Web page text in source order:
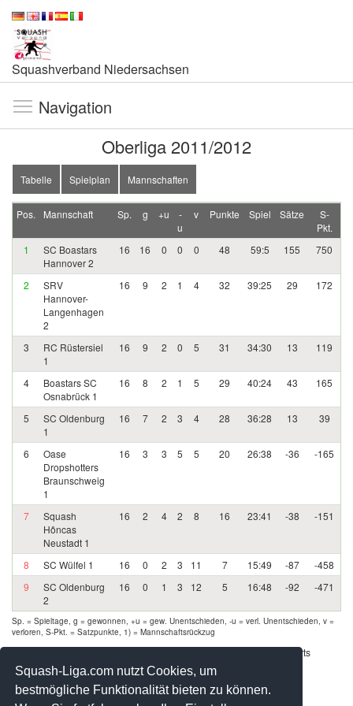
Squash-Liga.com nutzt Cookies, um
bestmögliche Funktionalität bieten zu können.
Squashverband Niedersachsen
Navigation
Oberliga 2011/2012
Tabelle Spielplan Mannschaften
Pos. Mannschaft Sp. g +u
-
u
v Punkte Spiel Sätze
S-
Pkt.
1
SC Boastars
Hannover 2
16 16 0 0 0 48 59:5 155 750
2
SRV
Hannover-
Langenhagen
2
16 9 2 1 4 32 39:25 29 172
3
RC Rüstersiel
1
16 9 2 0 5 31 34:30 13 119
4
Boastars SC
Osnabrück 1
16 8 2 1 5 29 40:24 43 165
5
SC Oldenburg
1
16 7 2 3 4 28 36:28 13 39
6
Oase
Dropshotters
Braunschweig
1
16 3 3 5 5 20 26:38 -36 -165
7
Squash
Hôncas
Neustadt 1
16 2 4 2 8 16 23:41 -38 -151
8 SC Wülfel 1 16 0 2 3 11 7 15:49 -87
-458
9
SC Oldenburg
2
16 0 1 3 12 5 16:48 -92 -471
Sp. = Spieltage, g = gewonnen, +u = gew. Unentschieden, -u = verl. Unentschieden, v =
verloren, S-Pkt. = Satzpunkte, 1) = Mannschaftsrückzug
Werbung - Offizielle Pool Partner des deutschen Squashsports